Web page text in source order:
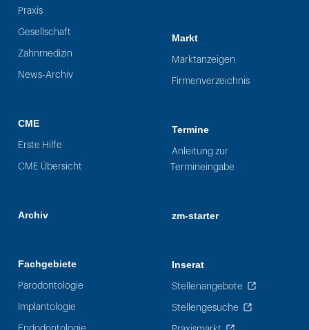
Praxis
Gesellschaft
Zahnmedizin
News-Archiv
CME
Erste Hilfe
CME Übersicht
Archiv
Fachgebiete
Parodontologie
Implantologie
Endodontologie
Markt
Marktanzeigen
Firmenverzeichnis
Termine
Anleitung zur
Termineingabe
zm-starter
Inserat
Stellenangebote
Stellengesuche